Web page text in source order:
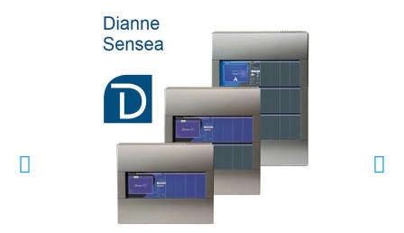
SCHNELLANSICHT